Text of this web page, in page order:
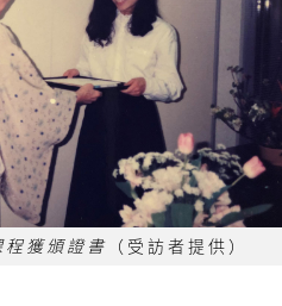
程獲頒證書 （受訪者提供）